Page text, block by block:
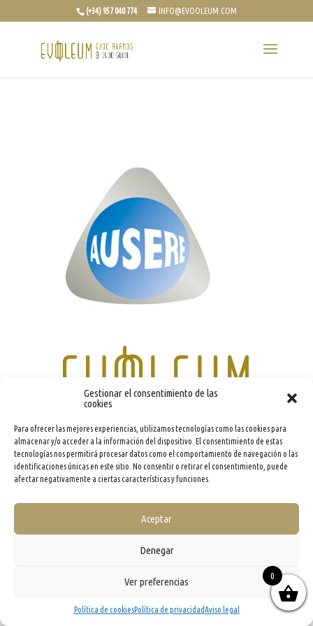
Gestionar el consentimiento de las
cookies
Para ofrecer las mejores experiencias, utilizamos tecnologías como las cookies para
almacenar y/o acceder a la información del dispositivo. El consentimiento de estas
tecnologías nos permitirá procesar datos como el comportamiento de navegación o las
identificaciones únicas en este sitio. No consentir o retirar el consentimiento, puede
afectar negativamente a ciertas características y funciones.
Aceptar
Denegar
Ver preferencias
Política de cookiesPolítica de privacidadAviso legal
(+34) 957 040 774 INFO@EVOOLEUM.COM
info@evooleum.com · Tel. (+34) 957 040 774 · Aviso legal·Política de Cookies·Política de
Privacidad·Condiciones generales de contratación
0